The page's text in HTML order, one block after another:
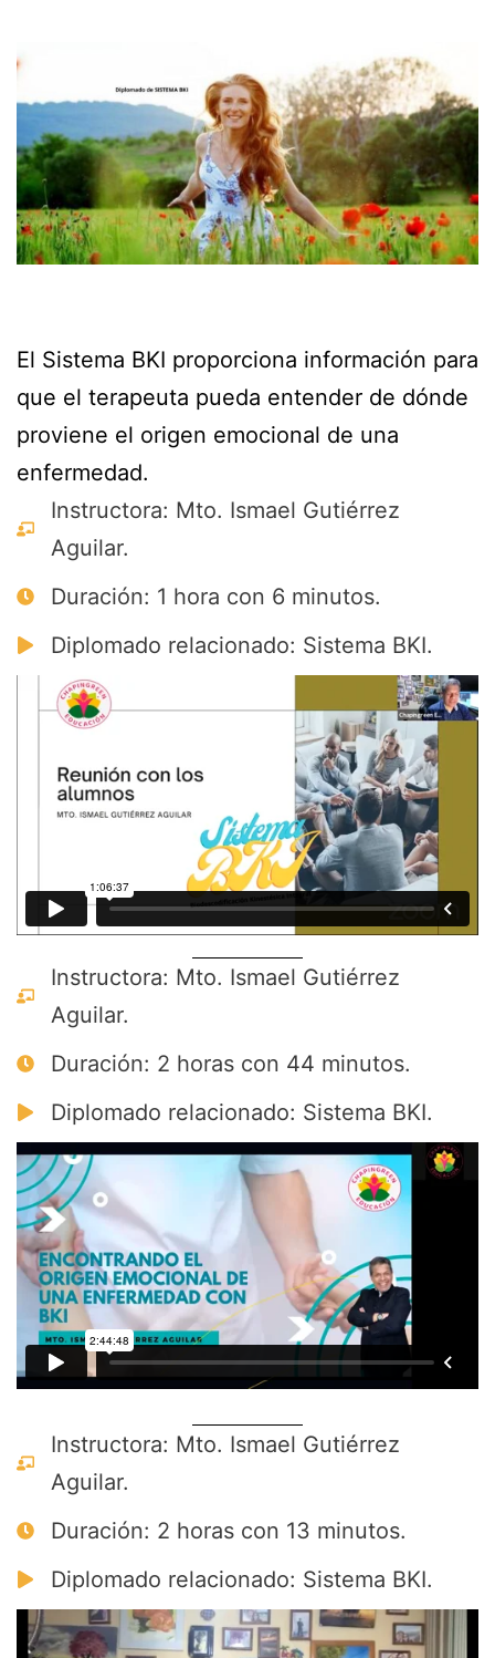
El Sistema BKI proporciona información para
que el terapeuta pueda entender de dónde
proviene el origen emocional de una
enfermedad.
Instructora: Mto. Ismael Gutiérrez
Aguilar.
Duración: 1 hora con 6 minutos.
Diplomado relacionado: Sistema BKI.
Instructora: Mto. Ismael Gutiérrez
Aguilar.
Duración: 2 horas con 44 minutos.
Diplomado relacionado: Sistema BKI.
Instructora: Mto. Ismael Gutiérrez
Aguilar.
Duración: 2 horas con 13 minutos.
Diplomado relacionado: Sistema BKI.